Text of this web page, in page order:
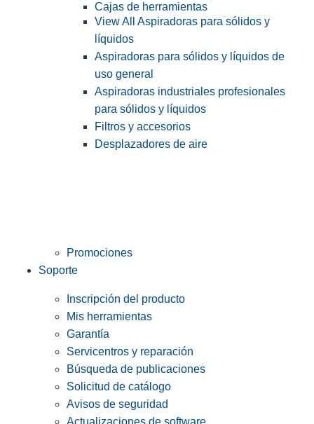
Cajas de herramientas
View All Aspiradoras para sólidos y
líquidos
Aspiradoras para sólidos y líquidos de
uso general
Aspiradoras industriales profesionales
para sólidos y líquidos
Filtros y accesorios
Desplazadores de aire
Promociones
Soporte
Inscripción del producto
Mis herramientas
Garantía
Servicentros y reparación
Búsqueda de publicaciones
Solicitud de catálogo
Avisos de seguridad